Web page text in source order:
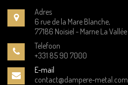
Adres
6 rue de la Mare Blanche,
77186 Noisiel - Marne La Vallée
Telefoon
+331 85 90 7000
E-mail
contact@dampere-metal.com